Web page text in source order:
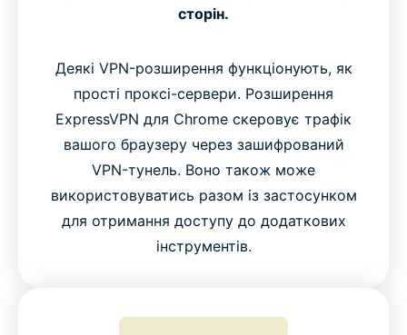
сторін.
Деякі VPN-розширення функціонують, як
прості проксі-сервери. Розширення
ExpressVPN для Chrome скеровує трафік
вашого браузеру через зашифрований
VPN-тунель. Воно також може
використовуватись разом із застосунком
для отримання доступу до додаткових
інструментів.